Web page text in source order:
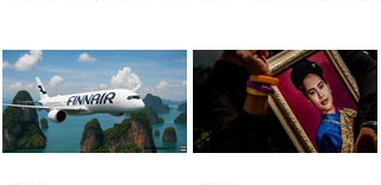
papirskjemaet TM6 og forenkler
immigrasjonsprosessen.